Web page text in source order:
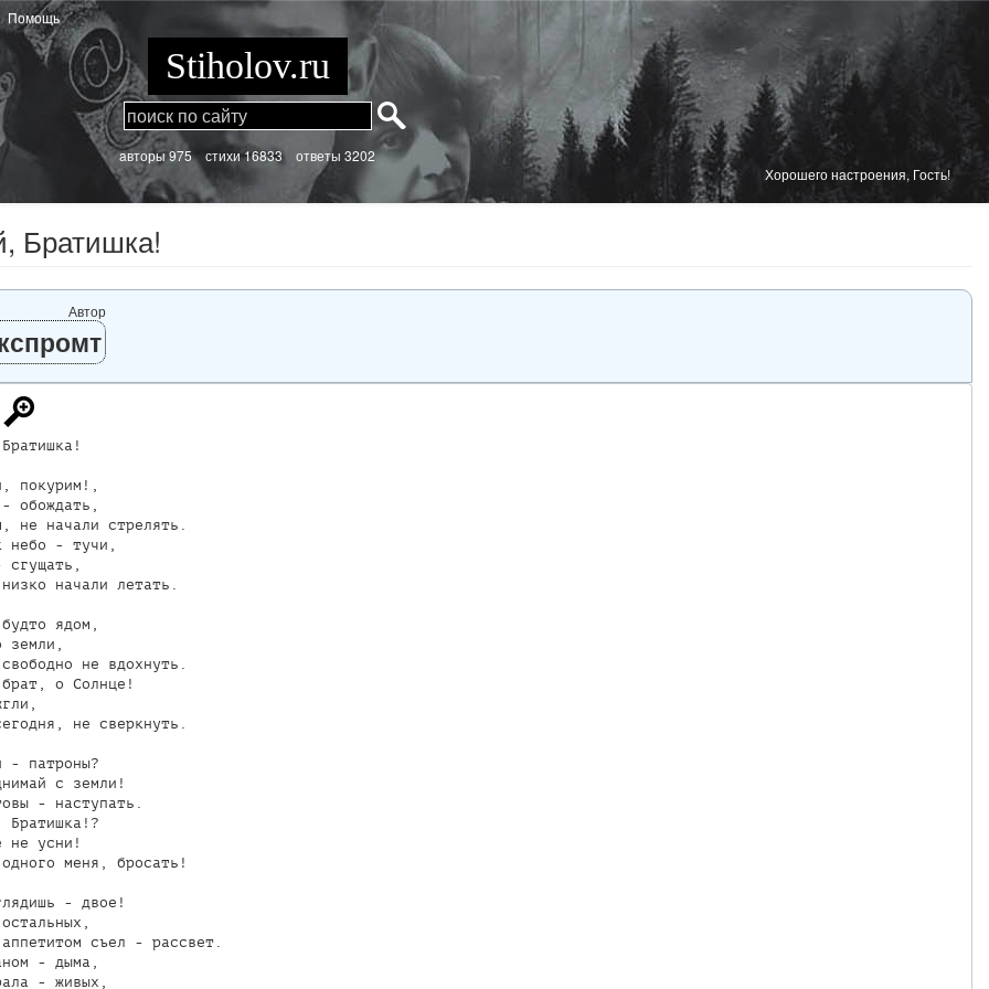
Помощь
Stiholov.ru
aвторы 975 стихи16833 ответы 3202
Хорошего настроения, Гость!
Братишка!
Автор
покурим!,
обождать,
не начали стрелять.
небо - тучи,
сгущать,
начали летать.
ядом,
земли,
не вдохнуть.
о Солнце!
не сверкнуть.
- патроны?
с земли!
- наступать.
не усни!
меня, бросать!
- двое!
съел - рассвет.
- дыма,
- живых,